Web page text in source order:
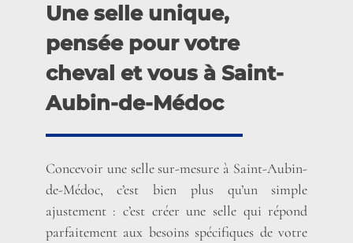
Une selle unique,
pensée pour votre
cheval et vous à Saint-
Aubin-de-Médoc
Concevoir une selle sur-mesure à Saint-Aubin-
de-Médoc, c’est bien plus qu’un simple
ajustement : c’est créer une selle qui répond
parfaitement aux besoins spécifiques de votre